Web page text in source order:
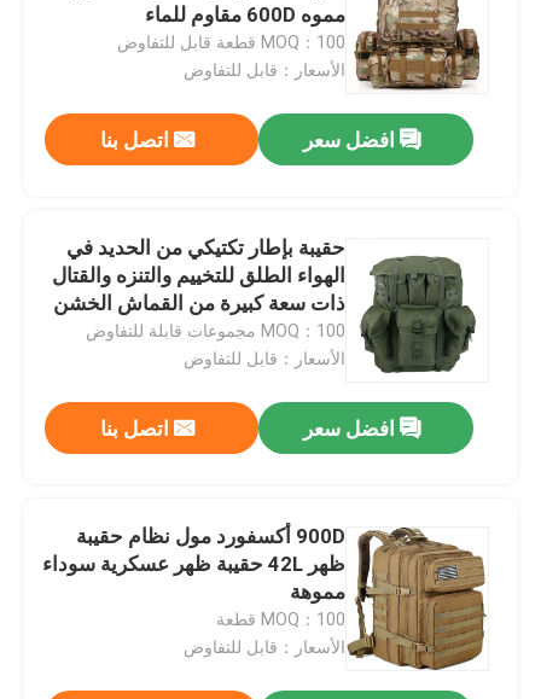
مموه 600D مقاوم للماء
MOQ：100 قطعة قابل للتفاوض
الأسعار：قابل للتفاوض
افضل سعر اتصل بنا
حقيبة بإطار تكتيكي من الحديد في
الهواء الطلق للتخييم والتنزه والقتال
ذات سعة كبيرة من القماش الخشن
MOQ：100 مجموعات قابلة للتفاوض
الأسعار：قابل للتفاوض
افضل سعر اتصل بنا
900D أكسفورد مول نظام حقيبة
ظهر 42L حقيبة ظهر عسكرية سوداء
مموهة
MOQ：100 قطعة
الأسعار：قابل للتفاوض